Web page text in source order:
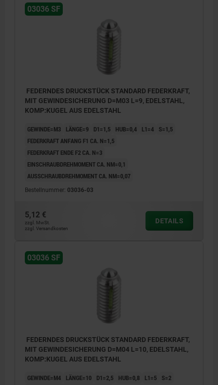
L2 = ca. zwei Gewindegänge
03036 SF
FEDERNDES DRUCKSTÜCK STANDARD FEDERKRAFT,
MIT GEWINDESICHERUNG D=M03 L=9, EDELSTAHL,
KOMP:KUGEL AUS EDELSTAHL
GEWINDE=M3 LÄNGE=9 D1=1,5 HUB=0,4 L1=4
S=1,5
FEDERKRAFT ANFANG F1 CA. N=1,5
FEDERKRAFT ENDE F2 CA. N=3
EINSCHRAUBDREHMOMENT CA. NM=0,1
AUSSCHRAUBDREHMOMENT CA. NM=0,07
Bestellnummer: 03036-03
5,12 €
zzgl. MwSt.
zzgl. Versandkosten
DETAILS
03036 SF
FEDERNDES DRUCKSTÜCK STANDARD FEDERKRAFT,
MIT GEWINDESICHERUNG D=M04 L=10, EDELSTAHL,
KOMP:KUGEL AUS EDELSTAHL
GEWINDE=M4 LÄNGE=10 D1=2,5 HUB=0,8 L1=5
S=2